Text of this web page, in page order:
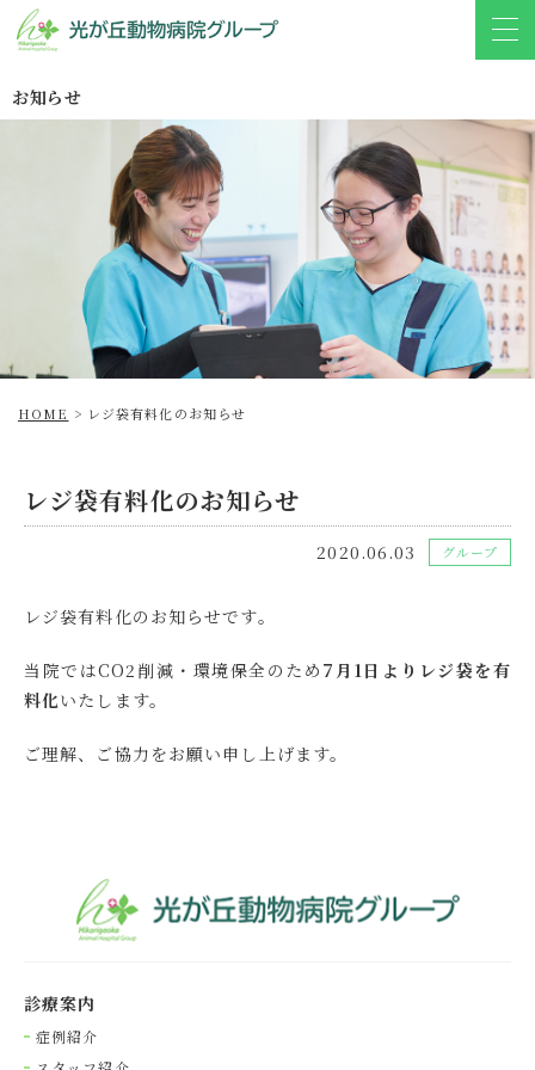
お知らせ
HOME > レジ袋有料化のお知らせ
レジ袋有料化のお知らせ
2020.06.03 グループ
レジ袋有料化のお知らせです。
当院ではCO2削減・環境保全のため 7月1日よりレジ袋を有
料化いたします。
ご理解、ご協力をお願い申し上げます。
診療案内
症例紹介